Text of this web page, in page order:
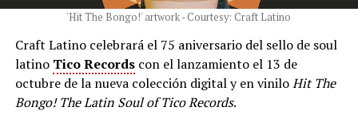
'Hit The Bongo!' artwork - Courtesy: Craft Latino
Craft Latino celebrará el 75 aniversario del sello de soul
latino Tico Recordscon el lanzamiento el 13 de
octubre de la nueva colección digital y en viniloHit The
Bongo! The Latin Soul of Tico Records.